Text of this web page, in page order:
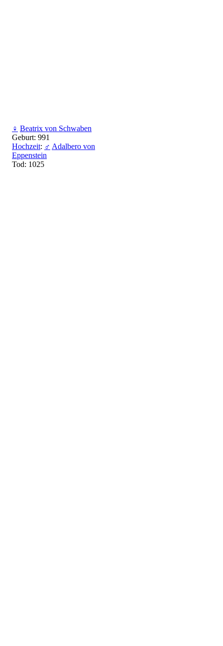
♀ Beatrix von Schwaben
Geburt: 991
Hochzeit: ♂ Adalbero von
Eppenstein
Tod: 1025